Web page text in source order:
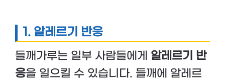
1. 알레르기 반응
들깨가루는 일부 사람들에게 알레르기 반
응을 일으킬 수 있습니다. 들깨에 알레르